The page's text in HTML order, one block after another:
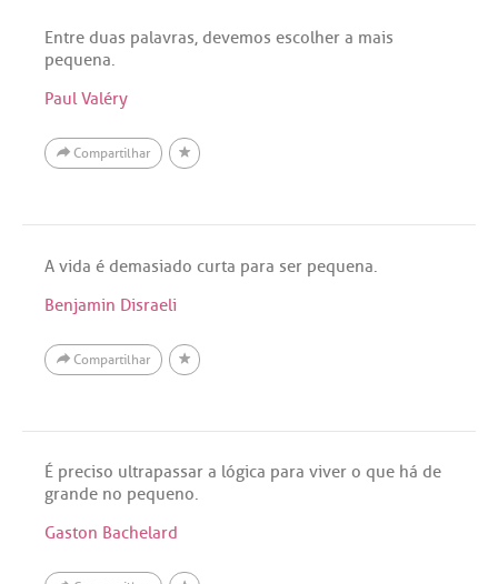
Entre duas palavras, devemos escolher a mais
pequena.
Paul Valéry
Compartilhar
A vida é demasiado curta para ser pequena.
Benjamin Disraeli
Compartilhar
É preciso ultrapassar a lógica para viver o que há de
grande no pequeno.
Gaston Bachelard